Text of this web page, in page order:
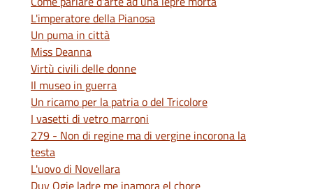
L'imperatore della Pianosa
Un puma in città
Miss Deanna
Virtù civili delle donne
Il museo in guerra
Un ricamo per la patria o del Tricolore
I vasetti di vetro marroni
279 - Non di regine ma di vergine incorona la
testa
L'uovo di Novellara
Duy Ogie ladre me inamora el chore